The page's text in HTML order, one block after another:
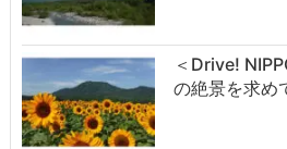
＜Drive!
の絶景を求め